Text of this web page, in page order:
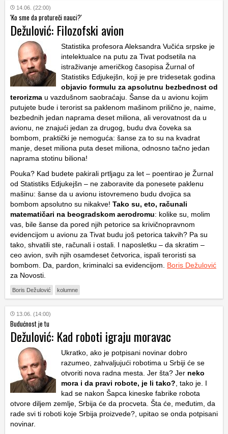
14.06. (22:00)
'Ko sme da protureči nauci?'
Dežulović: Filozofski avion
Statistika profesora Aleksandra Vučića srpske je
intelektualce na putu za Tivat podsetila na
istraživanje američkog časopisa Žurnal of
Statistiks Edjukejšn, koji je pre tridesetak godina
objavio formulu za apsolutnu bezbednost od
terorizma u vazdušnom saobraćaju. Šanse da u avionu kojim
putujete bude i terorist sa paklenom mašinom prilično je, naime,
bezbednih jedan naprama deset miliona, ali verovatnost da u
avionu, ne znajući jedan za drugog, budu dva čoveka sa
bombom, praktički je nemoguća: šanse za to su na kvadrat
manje, deset miliona puta deset miliona, odnosno tačno jedan
naprama stotinu biliona!
Pouka? Kad budete pakirali prtljagu za let – poentirao je Žurnal
od Statistiks Edjukejšn – ne zaboravite da ponesete paklenu
mašinu: šanse da u avionu istovremeno budu dvojica sa
bombom apsolutno su nikakve! Tako su, eto, računali
matematičari na beogradskom aerodromu: kolike su, molim
vas, bile šanse da pored njih petorice sa krivičnopravnom
evidencijom u avionu za Tivat budu još petorica takvih? Pa su
tako, shvatili ste, računali i ostali. I naposletku – da skratim –
ceo avion, svih njih osamdeset četvorica, ispali teroristi sa
bombom. Da, pardon, kriminalci sa evidencijom. Boris Dežulović
za Novosti.
Boris Dežulović kolumne
13.06. (14:00)
Budućnost je tu
Dežulović: Kad roboti igraju moravac
Ukratko, ako je potpisani novinar dobro
razumeo, zahvaljujući robotima u Srbiji će se
otvoriti nova radna mesta. Jer šta? Jer neko
mora i da pravi robote, je li tako? , tako je. I
kad se nakon Šapca kineske fabrike robota
otvore diljem zemlje, Srbija će da procveta. Šta će, međutim, da
rade svi ti roboti koje Srbija proizvede?, upitao se onda potpisani
novinar.